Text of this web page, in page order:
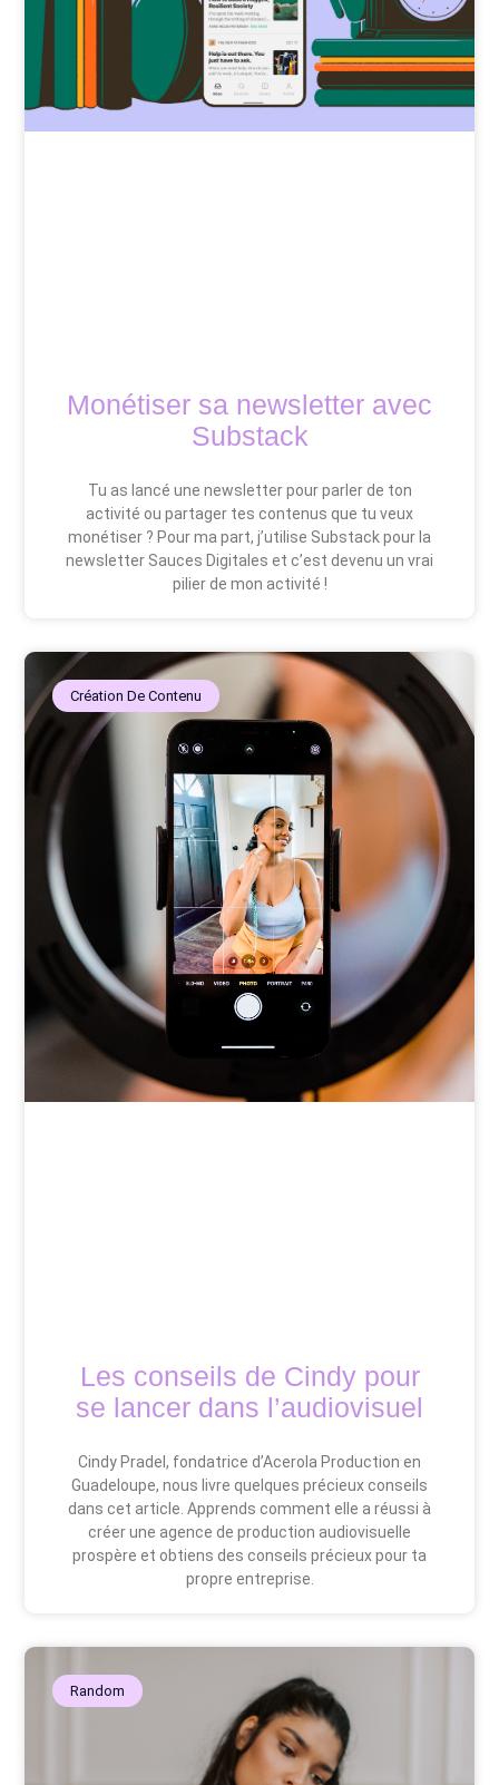
Monétiser sa newsletter avec
Substack
Tu as lancé une newsletter pour parler de ton
activité ou partager tes contenus que tu veux
monétiser ? Pour ma part, j’utilise Substack pour la
newsletter Sauces Digitales et c’est devenu un vrai
pilier de mon activité !
Création De Contenu
Les conseils de Cindy pour
se lancer dans l’audiovisuel
Cindy Pradel, fondatrice d’Acerola Production en
Guadeloupe, nous livre quelques précieux conseils
dans cet article. Apprends comment elle a réussi à
créer une agence de production audiovisuelle
prospère et obtiens des conseils précieux pour ta
propre entreprise.
Random